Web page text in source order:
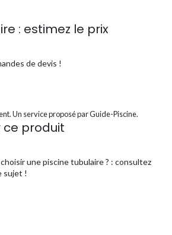
: estimez le prix
de devis !
Un service proposé par Guide-Piscine.
ce produit
une piscine tubulaire ? : consultez
sujet !